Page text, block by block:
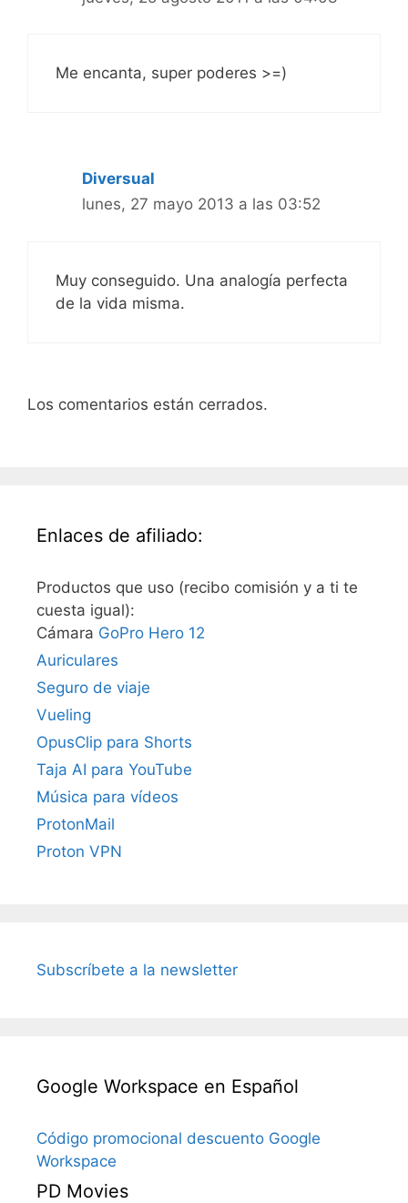
Me encanta, super poderes >=)
Diversual
lunes, 27 mayo 2013 a las 03:52
Muy conseguido. Una analogía perfecta
de la vida misma.
Los comentarios están cerrados.
Enlaces de afiliado:
Productos que uso (recibo comisión y a ti te
cuesta igual):
Cámara GoPro Hero 12
Auriculares
Seguro de viaje
Vueling
OpusClip para Shorts
Taja AI para YouTube
Música para vídeos
ProtonMail
Proton VPN
Subscríbete a la newsletter
Google Workspace en Español
Código promocional descuento Google
Workspace
PD Movies